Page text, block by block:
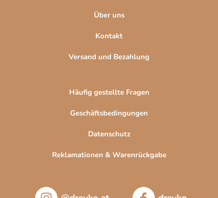
Über uns
Kontakt
Versand und Bezahlung
Häufig gestellte Fragen
Geschäftsbedingungen
Datenschutz
Reklamationen & Warenrückgabe